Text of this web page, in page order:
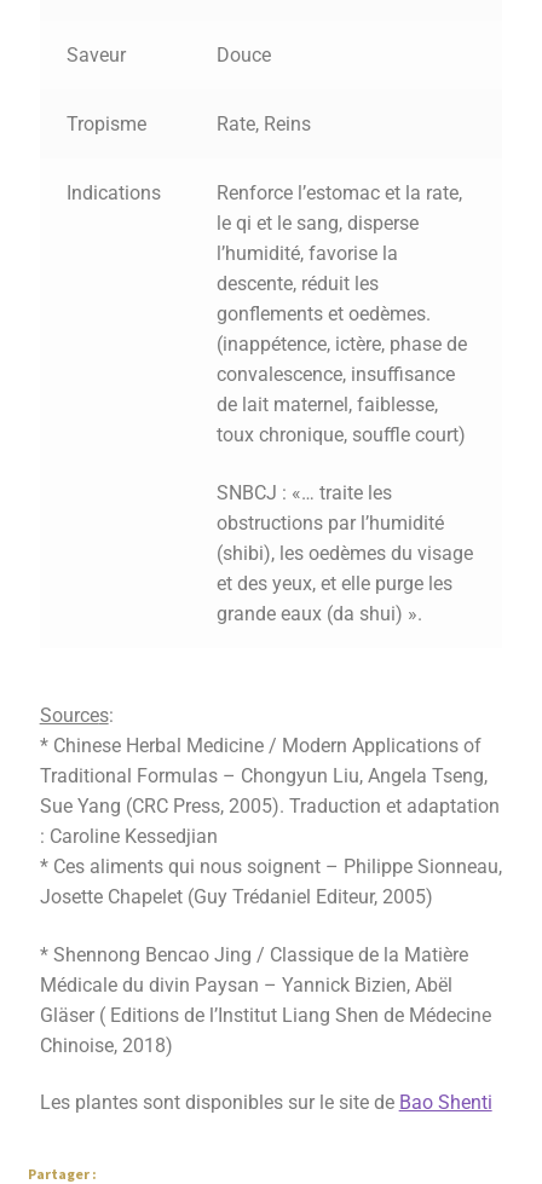
Saveur Douce
Tropisme Rate, Reins
Indications
Renforce l’estomac et la rate,
le qi et le sang, disperse
l’humidité, favorise la
descente, réduit les
gonflements et oedèmes.
(inappétence, ictère, phase de
convalescence, insuffisance
de lait maternel, faiblesse,
toux chronique, souffle court)
SNBCJ : «… traite les
obstructions par l’humidité
(shibi), les oedèmes du visage
et des yeux, et elle purge les
grande eaux (da shui) ».
Sources:
* Chinese Herbal Medicine / Modern Applications of
Traditional Formulas – Chongyun Liu, Angela Tseng,
Sue Yang (CRC Press, 2005). Traduction et adaptation
: Caroline Kessedjian
* Ces aliments qui nous soignent – Philippe Sionneau,
Josette Chapelet (Guy Trédaniel Editeur, 2005)
* Shennong Bencao Jing / Classique de la Matière
Médicale du divin Paysan – Yannick Bizien, Abël
Gläser ( Editions de l’Institut Liang Shen de Médecine
Chinoise, 2018)
Les plantes sont disponibles sur le site de Bao Shenti
Partager :